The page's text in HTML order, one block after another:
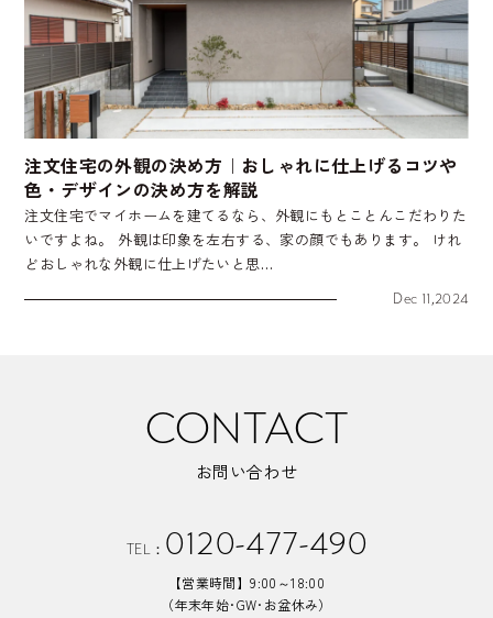
注文住宅の外観の決め方｜おしゃれに仕上げるコツや
色・デザインの決め方を解説
注文住宅でマイホームを建てるなら、外観にもとことんこだわりた
いですよね。 外観は印象を左右する、家の顔でもあります。 けれ
どおしゃれな外観に仕上げたいと思…
Dec 11,2024
CONTACT
お問い合わせ
TEL： 0120-477-490
【営業時間】9:00～18:00
（年末年始･GW･お盆休み）